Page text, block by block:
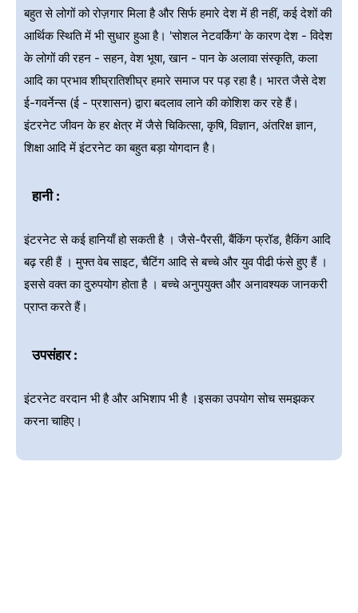
बहुत से लोगों को रोज़गार मिला है और सिर्फ हमारे देश में ही नहीं, कई देशों की
आर्थिक स्थिति में भी सुधार हुआ है। 'सोशल नेटवर्किंग' के कारण देश - विदेश
के लोगों की रहन - सहन, वेश भूषा, खान - पान के अलावा संस्कृति, कला
आदि का प्रभाव शीघ्रातिशीघ्र हमारे समाज पर पड़ रहा है। भारत जैसे देश
ई-गवर्नेन्स (ई - प्रशासन) द्वारा बदलाव लाने की कोशिश कर रहे हैं।
इंटरनेट जीवन के हर क्षेत्र में जैसे चिकित्सा, कृषि, विज्ञान, अंतरिक्ष ज्ञान,
शिक्षा आदि में इंटरनेट का बहुत बड़ा योगदान है।
हानी :
इंटरनेट से कई हानियाँ हो सकती है । जैसे-पैरसी, बैंकिंग फ्रॉड, हैकिंग आदि
बढ़ रही हैं । मुफ्त वेब साइट, चैटिंग आदि से बच्चे और युव पीढी फंसे हुए हैं ।
इससे वक्त का दुरुपयोग होता है । बच्चे अनुपयुक्त और अनावश्यक जानकरी
प्राप्त करते हैं।
उपसंहार :
इंटरनेट वरदान भी है और अभिशाप भी है ।इसका उपयोग सोच समझकर
करना चाहिए।